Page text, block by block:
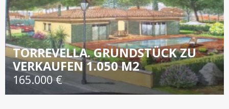
TORREVELLA. GRUNDSTÜCK ZU
VERKAUFEN 1.050 M2
165.000 €